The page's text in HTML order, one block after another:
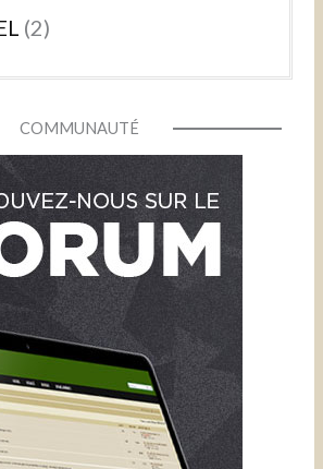
(2)
COMMUNAUTÉ